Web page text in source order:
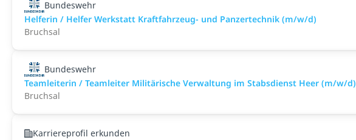
Bundeswehr
Helferin / Helfer Werkstatt Kraftfahrzeug- und Panzertechnik (m/w/d)
Bruchsal
Bundeswehr
Teamleiterin / Teamleiter Militärische Verwaltung im Stabsdienst Heer (m/w/d)
Bruchsal
Karriereprofil erkunden